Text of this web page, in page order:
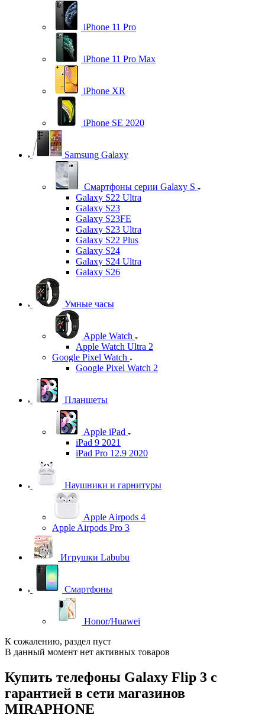
iPhone 11 Pro
iPhone 11 Pro Max
iPhone XR
iPhone SE 2020
Samsung Galaxy
Смартфоны серии Galaxy S
Galaxy S22 Ultra
Galaxy S23
Galaxy S23FE
Galaxy S23 Ultra
Galaxy S22 Plus
Galaxy S24
Galaxy S24 Ultra
Galaxy S26
Умные часы
Apple Watch
Apple Watch Ultra 2
Google Pixel Watch
Google Pixel Watch 2
Планшеты
Apple iPad
iPad 9 2021
iPad Pro 12.9 2020
Наушники и гарнитуры
Apple Airpods 4
Apple Airpods Pro 3
Игрушки Labubu
Смартфоны
Honor/Huawei
К сожалению, раздел пуст
В данный момент нет активных товаров
Купить телефоны Galaxy Flip 3 с
гарантией в сети магазинов
MIRAPHONE